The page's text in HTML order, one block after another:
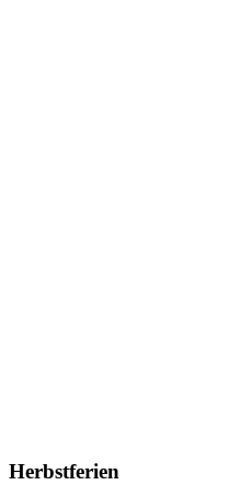
Herbstferien